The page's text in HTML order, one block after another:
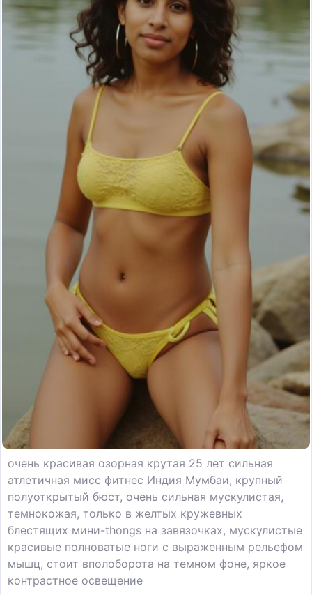
очень красивая озорная крутая 25 лет сильная
атлетичная мисс фитнес Индия Мумбаи, крупный
полуоткрытый бюст, очень сильная мускулистая,
темнокожая, только в желтых кружевных
блестящих мини-thongs на завязочках, мускулистые
красивые полноватые ноги с выраженным рельефом
мышц, стоит вполоборота на темном фоне, яркое
контрастное освещение